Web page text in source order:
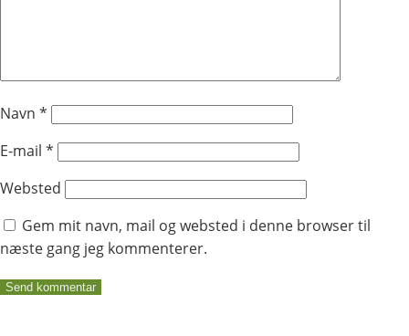
Navn *
E-mail *
Websted
Gem mit navn, mail og websted i denne browser til
næste gang jeg kommenterer.